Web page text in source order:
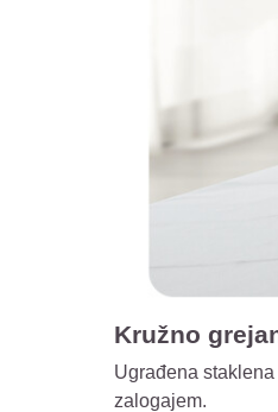
Kružno
Ugrađena
zalogajem.